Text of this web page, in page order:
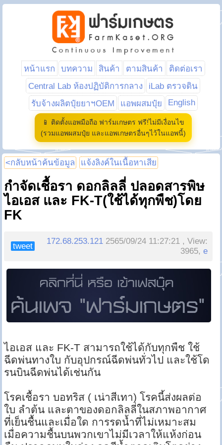
หน้าแรก บทความ สินค้า ตามสินค้า
ติดต่อเรา
Central Lab ห้องปฏิบัติการกลาง
iLab ตรวจดิน
รับจ้างผลิตปุ๋ยยาฯOEM
แอพผสมปุ๋ย English
📱 ติดตั้งแอพมือถือ ฟาร์มเกษตร ฟรี!ไม่มีเงื่อนไข
(รวมแอพผสมปุ๋ย และแอพเกษตรอื่นๆไว้ในแอพนี้)
<กลับหน้าค้นข้อมูล แจ้งลิงค์ในเนื้อหาเสีย
กำจัดเชื้อรา ดอกลิลลี่ ปลอดสารพิษ
ไอเอส และ FK-T(ใช้ได้ทุกพืช)โดย
FK
tweet
172.68.253.121 2565/09/24 11:27:21 , View:
3965,e
ไอเอส และ FK-T สามารถใช้ได้กับทุกพืช ใช้
ฉีดพ่นทางใบ กับอุปกรณ์ฉีดพ่นทั่วไป และใช้โด
รนบินฉีดพ่นได้เช่นกัน
โรคเชื้อรา บอทริส ( เน่าสีเทา) โรคนี้ส่งผลต่อ
ใบ ลำต้น และตาของดอกลิลลี่ในสภาพอากาศ
ที่เย็นชื้นและเมื่อใด การรดน้ำที่ไม่เหมาะสม
เมื่อความชื้นบนพวกเขาไม่มีเวลาให้แห้งก่อน